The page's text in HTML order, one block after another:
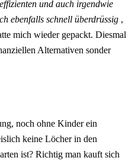
und auch irgendwie
ebenfalls schnell überdrüssig ,
mich wieder gepackt. Diesmal
Alternativen sonder
noch ohne Kinder ein
keine Löcher in den
ist? Richtig man kauft sich